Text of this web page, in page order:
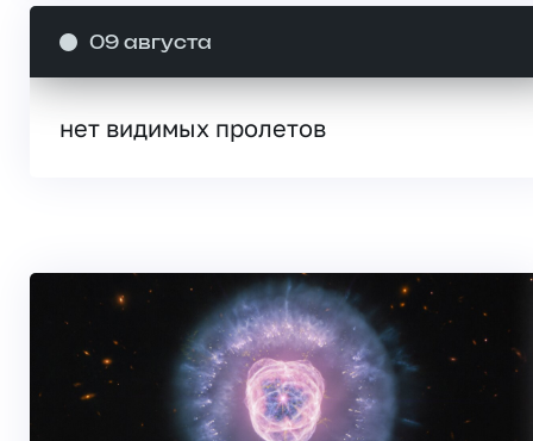
09 августа
нет видимых пролетов